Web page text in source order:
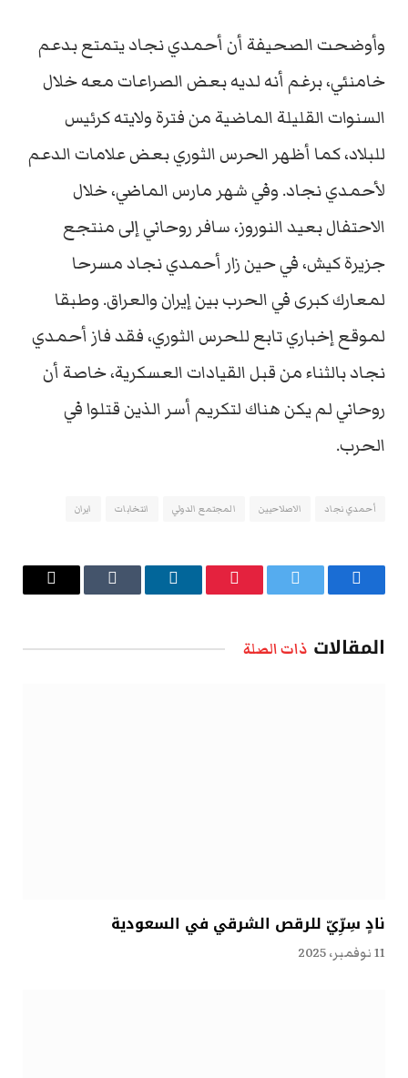
وأوضحت الصحيفة أن أحمدي نجاد يتمتع بدعم
خامنئي، برغم أنه لديه بعض الصراعات معه خلال
السنوات القليلة الماضية من فترة ولايته كرئيس
للبلاد، كما أظهر الحرس الثوري بعض علامات الدعم
لأحمدي نجاد. وفي شهر مارس الماضي، خلال
الاحتفال بعيد النوروز، سافر روحاني إلى منتجع
جزيرة كيش، في حين زار أحمدي نجاد مسرحا
لمعارك كبرى في الحرب بين إيران والعراق. وطبقا
لموقع إخباري تابع للحرس الثوري، فقد فاز أحمدي
نجاد بالثناء من قبل القيادات العسكرية، خاصة أن
روحاني لم يكن هناك لتكريم أسر الذين قتلوا في
الحرب.
أحمدي نجاد الاصلاحيين المجتمع الدولي انتخابات ايران
فيسبوك تويتر بينتيريستلينكدإن Tumblr
البريد
المقالات ذات الصلة
نادٍ سِرِّيّ للرقص الشرقي في السعودية
11 نوفمبر، 2025